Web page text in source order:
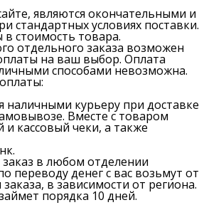
являются окончательными и
стандартных условиях поставки.
стоимость товара.
отдельного заказа возможен
на ваш выбор. Оплата
способами невозможна.
наличными курьеру при доставке
Вместе с товаром
и кассовый чеки, а также
.
в любом отделении
переводу денег с вас возьмут от
в зависимости от региона.
порядка 10 дней.